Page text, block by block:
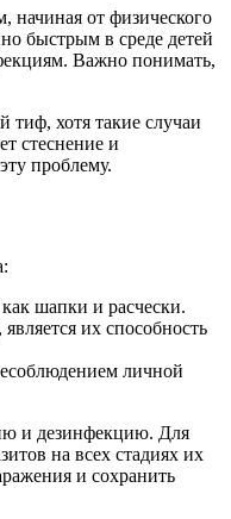
начиная от физического
быстрым в среде детей
Важно понимать,
хотя такие случаи
стеснение и
проблему.
шапки и расчески.
их способность
личной
и дезинфекцию. Для
на всех стадиях их
и сохранить